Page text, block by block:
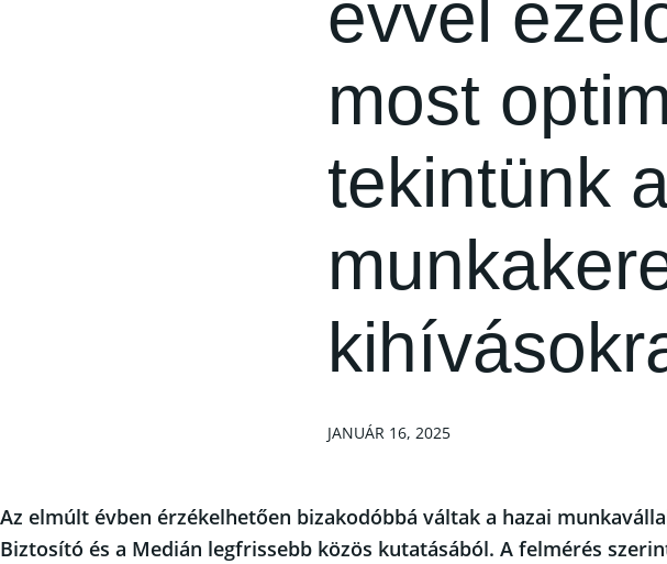
évvel
most
tekintünk
JANUÁR 16, 2025
Az elmúlt évben érzékelhetően bizakodóbbá váltak a hazai
Biztosító és a Medián legfrissebb közös kutatásából. A felmérés